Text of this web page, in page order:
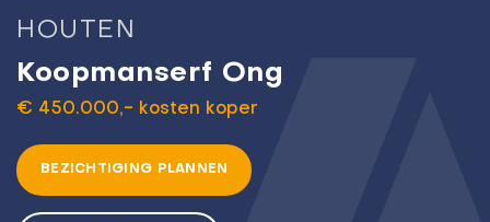
HOUTEN
Koopmanserf Ong
€ 450.000,- kosten koper
BEZICHTIGING PLANNEN